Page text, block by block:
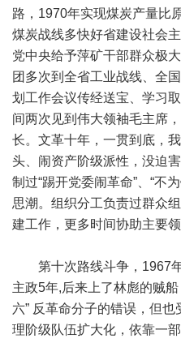
路，1970年实现煤炭产量比
煤炭战线多快好省建设社会
党中央给予萍矿干部群众极
团多次到全省工业战线、全
划工作会议传经送宝、学习
间两次见到伟大领袖毛主席
长。文革十年，一贯到底，
头、闹资产阶级派性，没迫
制过“踢开党委闹革命”、“不
思潮。组织分工负责过群众
建工作，更多时间协助主要
第十次路线斗争，1967年
主政5年,后来上了林彪的贼
六” 反革命分子的错误，但也
理阶级队伍扩大化，依靠一